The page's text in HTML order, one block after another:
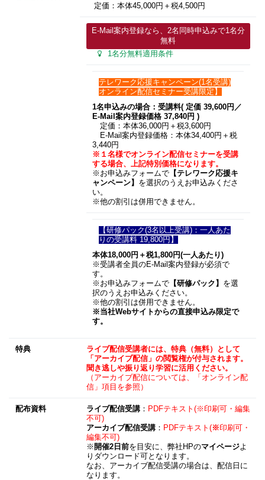
定価：本体45,000円＋税4,500円
E-Mail案内登録なら、2名同時申込みで1名分
無料
1名分無料適用条件
テレワーク応援キャンペーン(1名受講)
オンライン配信セミナー受講限定】
1名申込みの場合：受講料( 定価 39,600円／
E-Mail案内登録価格 37,840円 )
定価：本体36,000円＋税3,600円
E-Mail案内登録価格：本体34,400円＋税
3,440円
※１名様でオンライン配信セミナーを受講
する場合、上記特別価格になります。
※お申込みフォームで 【テレワーク応援キ
ャンペーン】 を選択のうえお申込みくださ
い。
※他の割引は併用できません。
【研修パック(3名以上受講)：一人あた
りの受講料 19,800円】
本体18,000円＋税1,800円(一人あたり)
※受講者全員のE-Mail案内登録が必須で
す。
※お申込みフォームで 【研修パック】 を選
択のうえお申込みください。
※他の割引は併用できません。
※当社Webサイトからの直接申込み限定で
す。
特典
ライブ配信受講者には、特典（無料）として
「アーカイブ配信」の閲覧権が付与されます。
聞き逃しや振り返り学習に活用ください。
（アーカイブ配信については、「オンライン配
信」項目を参照）
配布資料 ライブ配信受講： PDFテキスト(※印刷可・編集
不可)
アーカイブ配信受講： PDFテキスト(※印刷可・
編集不可)
※ 開催2日前を目安に、弊社HPのマイページよ
りダウンロード可となります。
なお、アーカイブ配信受講の場合は、配信日に
なります。